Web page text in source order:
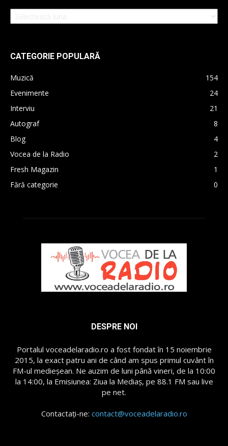
Arhive
CATEGORIE POPULARĂ
Muzică
154
Evenimente
24
Interviu
21
Autograf
8
Blog
4
Vocea de la Radio
2
Fresh Magazin
1
Fără categorie
0
DESPRE NOI
Portalul voceadelaradio.ro a fost fondat în 15 noiembrie
2015, la exact patru ani de când am spus primul cuvânt în
FM-ul medieșean. Ne auzim de luni până vineri, de la 10:00
la 14:00, la Emisiunea: Ziua la Mediaș, pe 88.1 FM sau live
pe net.
Contactați-ne: contact@voceadelaradio.ro